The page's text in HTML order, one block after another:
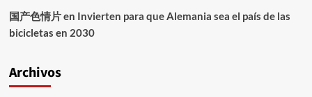
国产色情片en Invierten para que Alemania sea el país de las
bicicletas en 2030
Archivos